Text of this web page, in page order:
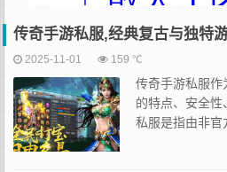
传奇手游私服,经典复古与独特
2025-11-01 159 ℃
传奇手游私服作
的特点、安全
私服是指由非官